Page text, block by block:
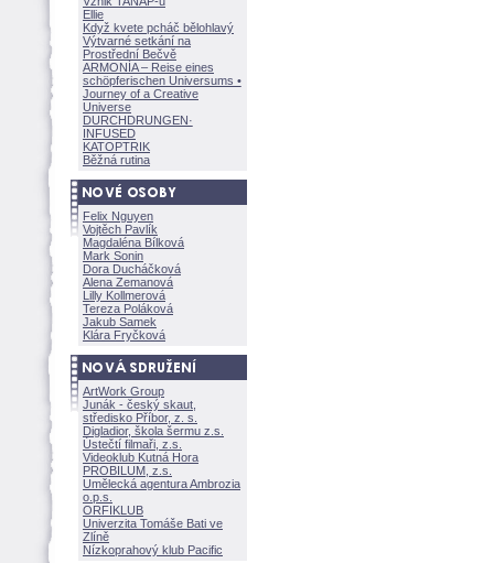
Ellie
Když kvete pcháč bělohlavý
Výtvarné setkání na
Prostřední Bečvě
ARMONÍA – Reise eines
schöpferischen Universums •
Journey of a Creative
Universe
DURCHDRUNGEN·
INFUSED
KATOPTRIK
Běžná rutina
Felix Nguyen
Vojtěch Pavlík
Magdaléna Bílkov
Mark Sonin
Dora Ducháčkov
Alena Zemanov
Lilly Kollmerov
Tereza Polákov
Jakub Samek
Klára Fryčkov
ArtWork Group
Junák - český skaut,
středisko Příbor, z. s.
Digladior, škola šermu z.s.
Ústečtí filmaři, z.s.
Videoklub Kutná Hora
PROBILUM, z.s.
Umělecká agentura Ambrozia
o.p.s.
ORFIKLUB
Univerzita Tomáše Bati ve
Zlíně
Nízkoprahový klub Pacific